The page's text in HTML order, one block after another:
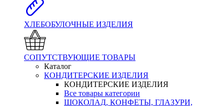
ХЛЕБОБУЛОЧНЫЕ ИЗДЕЛИЯ
СОПУТСТВУЮЩИЕ ТОВАРЫ
Каталог
КОНДИТЕРСКИЕ ИЗДЕЛИЯ
КОНДИТЕРСКИЕ ИЗДЕЛИЯ
Все товары категории
ШОКОЛАД, КОНФЕТЫ, ГЛАЗУРИ,